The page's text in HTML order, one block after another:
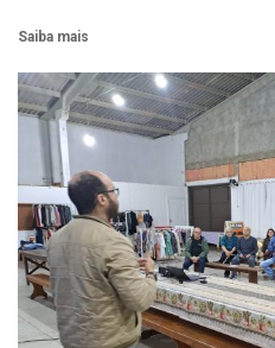
Saiba mais